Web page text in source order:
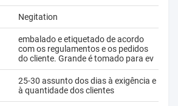
Negitation
embalado e etiquetado de acordo
com os regulamentos e os pedidos
do cliente. Grande é tomado para ev
25-30 assunto dos dias à exigência e
à quantidade dos clientes